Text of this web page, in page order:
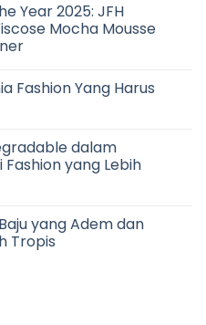
Year 2025: JFH
Mocha Mousse
Fashion Yang Harus
dalam
yang Lebih
yang Adem dan
Tropis